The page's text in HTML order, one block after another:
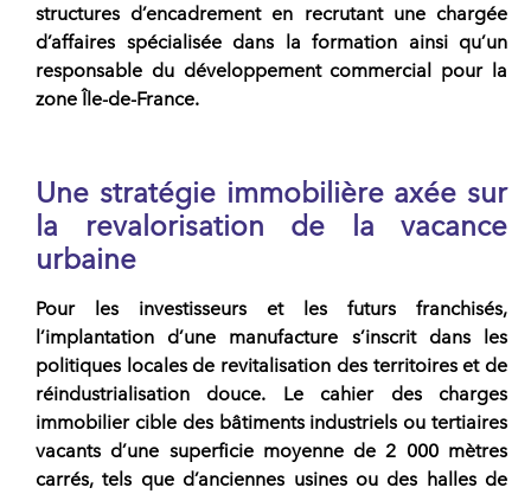
structures d’encadrement en recrutant une chargée
d’affaires spécialisée dans la formation ainsi qu’un
responsable du développement commercial pour la
zone Île-de-France.
Une stratégie immobilière axée sur
la revalorisation de la vacance
urbaine
Pour les investisseurs et les futurs franchisés,
l’implantation d’une manufacture s’inscrit dans les
politiques locales de revitalisation des territoires et de
réindustrialisation douce. Le cahier des charges
immobilier cible des bâtiments industriels ou tertiaires
vacants d’une superficie moyenne de 2 000 mètres
carrés, tels que d’anciennes usines ou des halles de